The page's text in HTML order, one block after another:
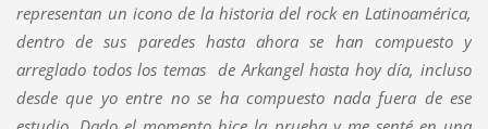
representan un icono de la historia del rock en Latinoamérica,
dentro de sus paredes hasta ahora se han compuesto y
arreglado todos los temas de Arkangel hasta hoy día, incluso
desde que yo entre no se ha compuesto nada fuera de ese